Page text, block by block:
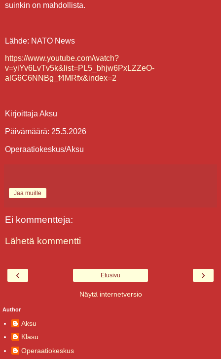
suinkin on mahdollista.
Lähde: NATO News
https://www.youtube.com/watch?
v=yiYv6LvTv5k&list=PL5_bhjw6PxLZZeO-
alG6C6NNBg_f4MRfx&index=2
Kirjoittaja Aksu
Päivämäärä: 25.5.2026
Operaatiokeskus/Aksu
Jaa muille
Ei kommentteja:
Lähetä kommentti
‹ ›
Etusivu
Näytä internetversio
Author
Aksu
Klasu
Operaatiokeskus